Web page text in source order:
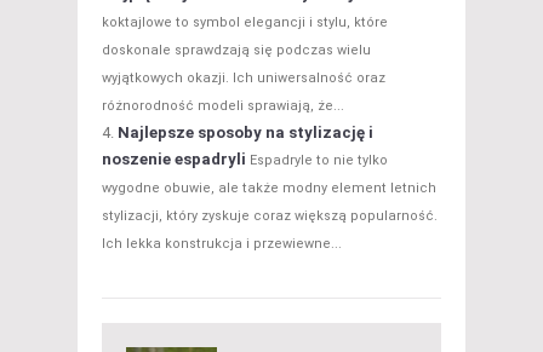
koktajlowe to symbol elegancji i stylu, które
doskonale sprawdzają się podczas wielu
wyjątkowych okazji. Ich uniwersalność oraz
różnorodność modeli sprawiają, że...
Najlepsze sposoby na stylizację i
noszenie espadryli Espadryle to nie tylko
wygodne obuwie, ale także modny element letnich
stylizacji, który zyskuje coraz większą popularność.
Ich lekka konstrukcja i przewiewne...